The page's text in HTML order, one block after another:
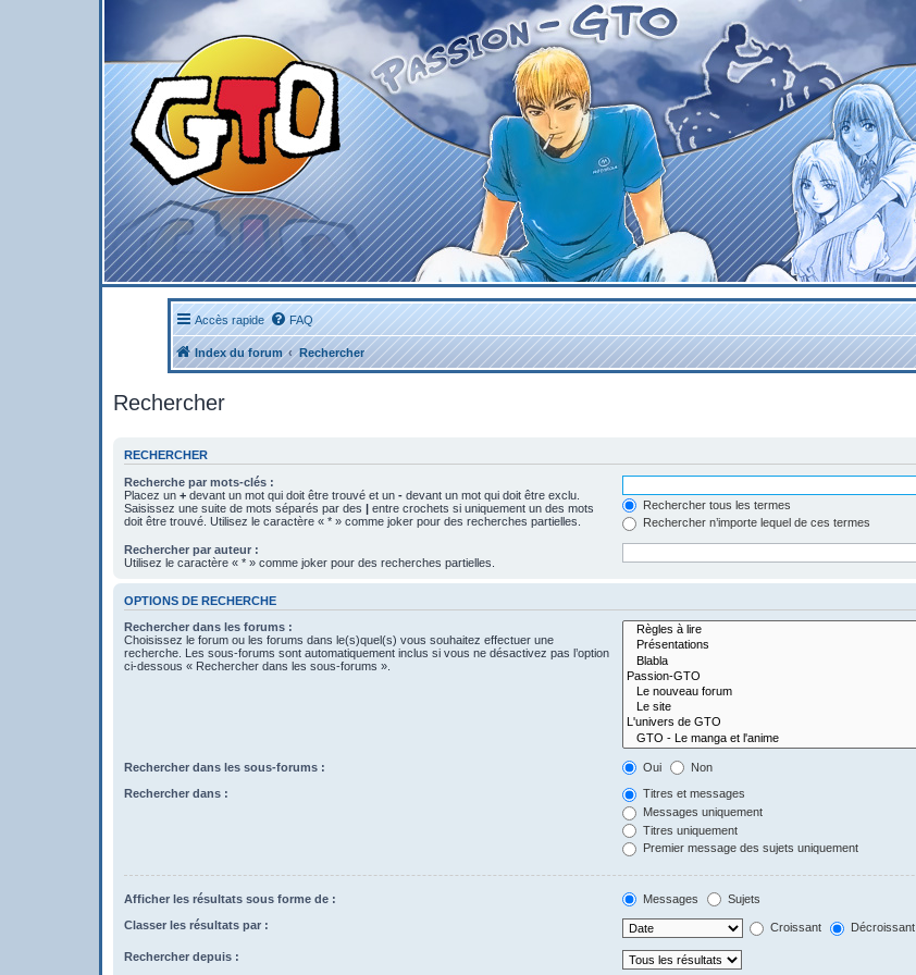
Accès rapide FAQ
Index du forum Rechercher
Rechercher
RECHERCHER
Recherche par mots-clés :
Placez un + devant un mot qui doit être trouvé et un - devant un mot qui doit être exclu.
Saisissez une suite de mots séparés par des | entre crochets si uniquement un des mots
doit être trouvé. Utilisez le caractère « * » comme joker pour des recherches partielles.
Rechercher tous les termes
Rechercher n’importe lequel de ces termes
Rechercher par auteur :
Utilisez le caractère « * » comme joker pour des recherches partielles.
OPTIONS DE RECHERCHE
Rechercher dans les forums :
Choisissez le forum ou les forums dans le(s)quel(s) vous souhaitez effectuer une
recherche. Les sous-forums sont automatiquement inclus si vous ne désactivez pas l’option
ci-dessous « Rechercher dans les sous-forums ».
Rechercher dans les sous-forums : Oui Non
Rechercher dans :
Titres et messages
Messages uniquement
Titres uniquement
Premier message des sujets uniquement
Afficher les résultats sous forme de : Messages Sujets
Classer les résultats par : Croissant Décroissant
Rechercher depuis :